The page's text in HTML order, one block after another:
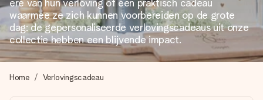
4,8 (gebaseerd op +8.000 reviews)
Onze cadeaus worden gewaardeerd. Klanten beoordelen
ons met een 4,7 op Google Reviews
ere van hun verloving of een praktisch cadeau
waarmee ze zich kunnen voorbereiden op de grote
dag: de gepersonaliseerde verlovingscadeaus uit onze
collectie hebben een blijvende impact.
Home Verlovingscadeau